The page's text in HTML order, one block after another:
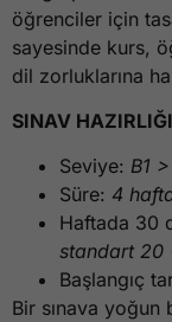
öğrenciler için
sayesinde kurs,
dil zorluklarına
SINAV
Seviye: B1
Süre: 4
Haftada 30
standart 20
Başlangıç
Bir sınava yoğun